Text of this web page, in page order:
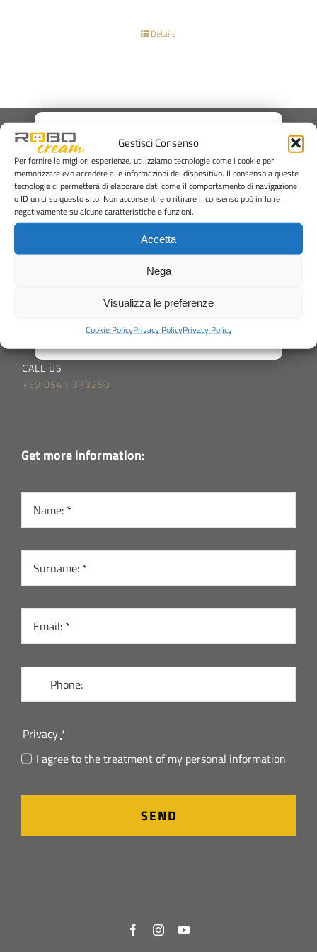
Gestisci Consenso
Per fornire le migliori esperienze, utilizziamo tecnologie come i cookie per
memorizzare e/o accedere alle informazioni del dispositivo. Il consenso a queste
tecnologie ci permetterà di elaborare dati come il comportamento di navigazione
o ID unici su questo sito. Non acconsentire o ritirare il consenso può influire
negativamente su alcune caratteristiche e funzioni.
Accetta
Nega
Visualizza le preferenze
Cookie PolicyPrivacy PolicyPrivacy Policy
Details
Via Anna Frank, 8
Rimini, 47924
CALL US
+39 0541 373250
Get more information:
Privacy*
I agree to the treatment of my personal information
SEND